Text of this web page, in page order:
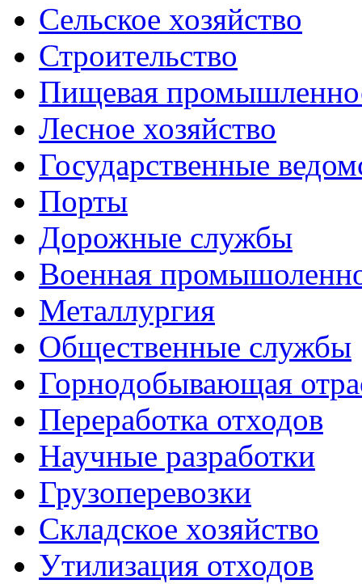
Сельское хозяйство
Строительство
Пищевая
Лесное хозяйство
Государственные
Порты
Дорожные службы
Военная
Металлургия
Общественные службы
Горнодобывающая
Переработка отходов
Научные разработки
Грузоперевозки
Складское хозяйство
Утилизация отходов